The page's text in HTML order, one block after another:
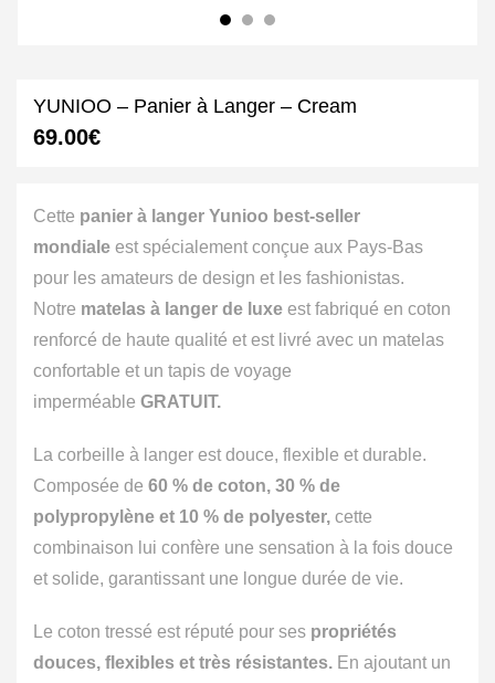
YUNIOO – Panier à Langer – Cream
69.00€
Cette panier à langer Yunioo best-seller
mondiale est spécialement conçue aux Pays-Bas
pour les amateurs de design et les fashionistas.
Notre matelas à langer de luxe est fabriqué en coton
renforcé de haute qualité et est livré avec un matelas
confortable et un tapis de voyage
imperméable GRATUIT.
La corbeille à langer est douce, flexible et durable.
Composée de 60 % de coton, 30 % de
polypropylène et 10 % de polyester, cette
combinaison lui confère une sensation à la fois douce
et solide, garantissant une longue durée de vie.
Le coton tressé est réputé pour ses propriétés
douces, flexibles et très résistantes. En ajoutant un